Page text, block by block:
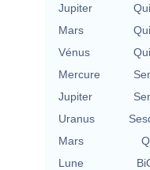
Jupiter
Mars
Vénus
Mercure
Jupiter
Uranus
Mars
Lune